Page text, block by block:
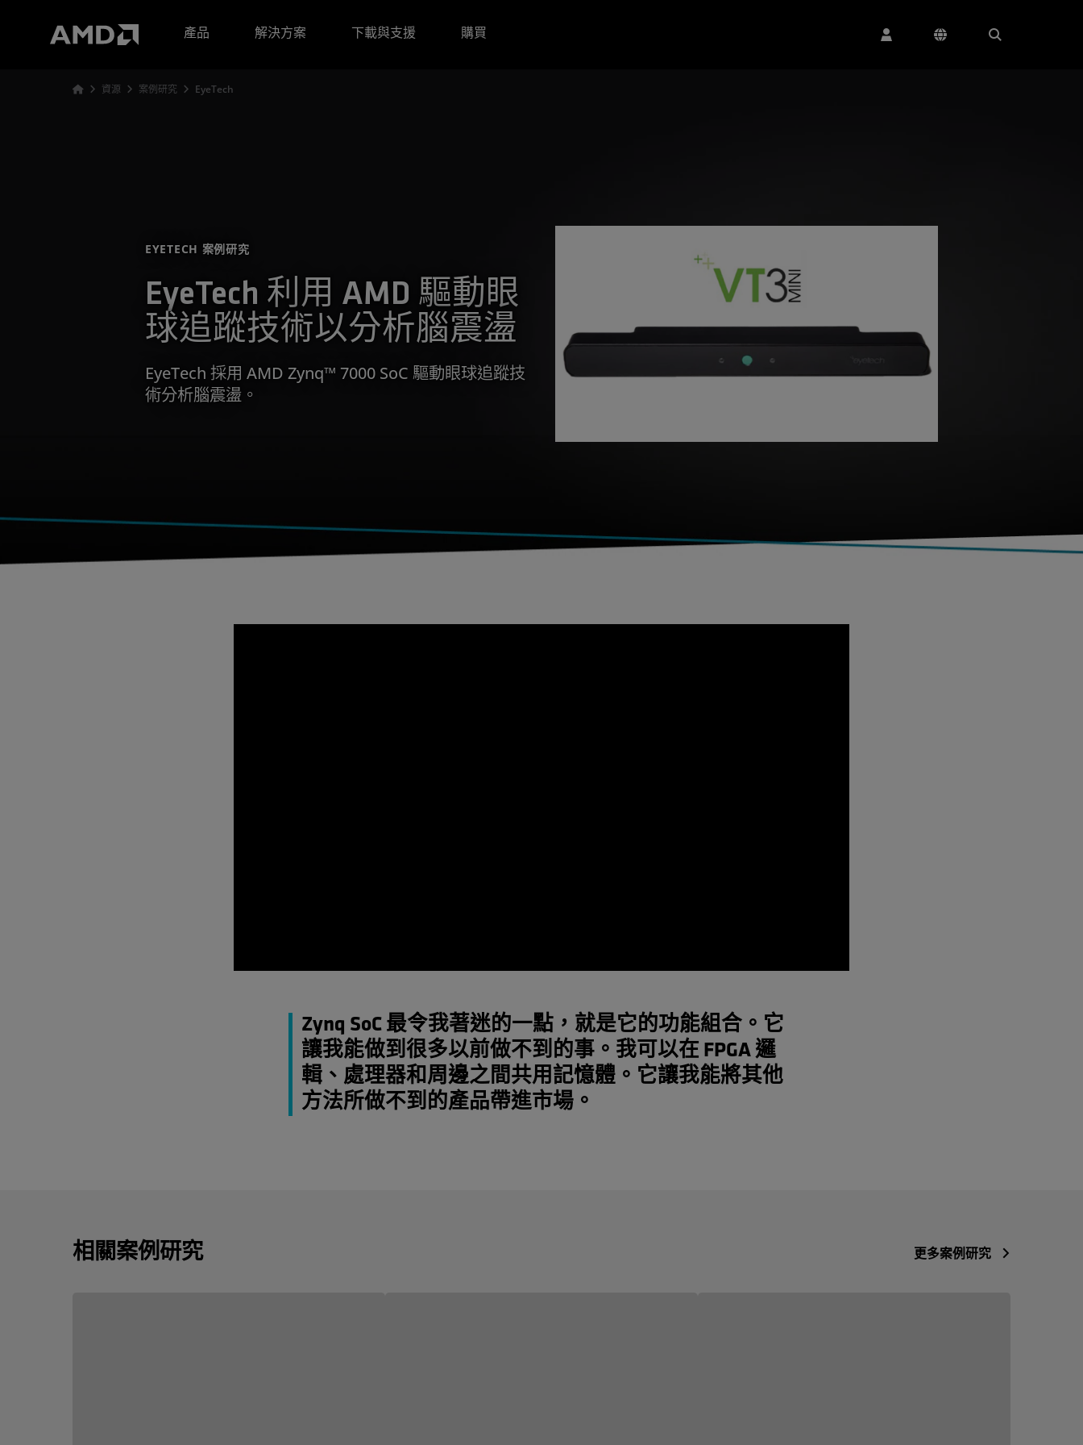
產品
解決方案 下載與支援 購買
資源 案例研究 EyeTech
EYETECH 案例研究
EyeTech 利用 AMD 驅動眼
球追蹤技術以分析腦震盪
EyeTech 採用 AMD Zynq™ 7000 SoC 驅動眼球追蹤技
術分析腦震盪。
Zynq SoC 最令我著迷的一點，就是它的功能組合。它
讓我能做到很多以前做不到的事。我可以在 FPGA 邏
輯、處理器和周邊之間共用記憶體。它讓我能將其他
方法所做不到的產品帶進市場。
相關案例研究 更多案例研究